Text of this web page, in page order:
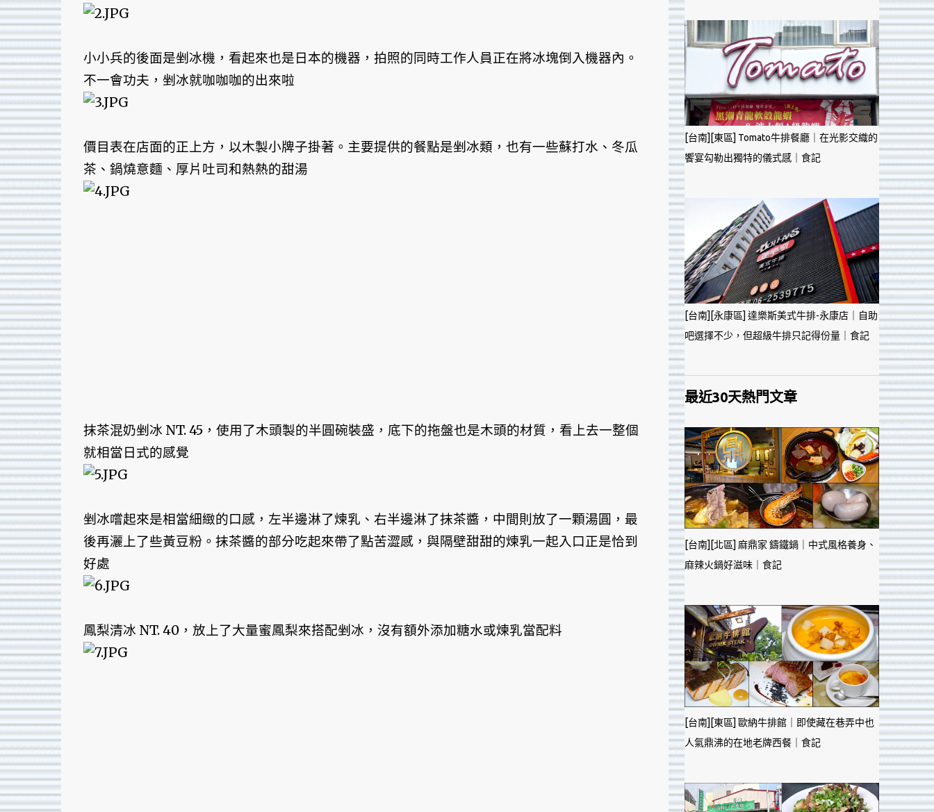
小小兵的後面是剉冰機，看起來也是日本的機器，拍照的同時工作人員正在將冰塊倒入機器內。
不一會功夫，剉冰就咖咖咖的出來啦
價目表在店面的正上方，以木製小牌子掛著。主要提供的餐點是剉冰類，也有一些蘇打水、冬瓜
茶、鍋燒意麵、厚片吐司和熱熱的甜湯
抹茶混奶剉冰 NT. 45，使用了木頭製的半圓碗裝盛，底下的拖盤也是木頭的材質，看上去一整個
就相當日式的感覺
剉冰嚐起來是相當細緻的口感，左半邊淋了煉乳、右半邊淋了抹茶醬，中間則放了一顆湯圓，最
後再灑上了些黃豆粉。抹茶醬的部分吃起來帶了點苦澀感，與隔壁甜甜的煉乳一起入口正是恰到
好處
鳳梨清冰 NT. 40，放上了大量蜜鳳梨來搭配剉冰，沒有額外添加糖水或煉乳當配料
[台南][東區] Tomato牛排餐廳｜在光影交織的
饗宴勾勒出獨特的儀式感｜食記
[台南][永康區] 達樂斯美式牛排-永康店｜自助
吧選擇不少，但超級牛排只記得份量｜食記
最近30天熱門文章
[台南][北區] 麻鼎家 鑄鐵鍋｜中式風格養身、
麻辣火鍋好滋味｜食記
[台南][東區] 歐納牛排館｜即使藏在巷弄中也
人氣鼎沸的在地老牌西餐｜食記